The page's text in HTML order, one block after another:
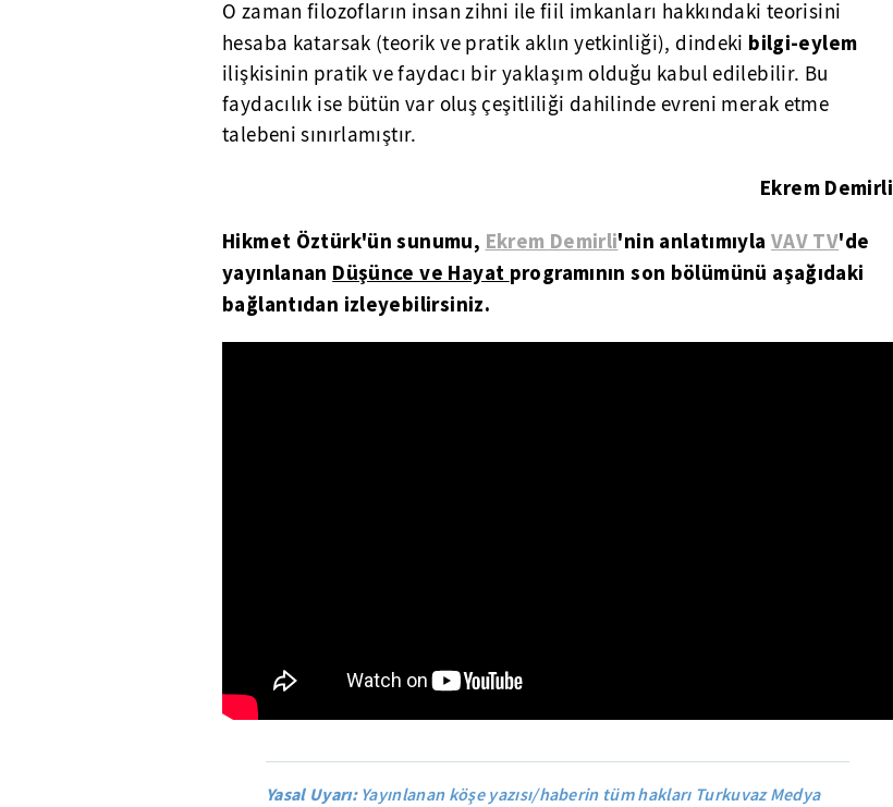
O zaman filozofların insan zihni ile fiil imkanları hakkındaki teorisini
hesaba katarsak (teorik ve pratik aklın yetkinliği), dindeki bilgi-eylem
ilişkisinin pratik ve faydacı bir yaklaşım olduğu kabul edilebilir. Bu
faydacılık ise bütün var oluş çeşitliliği dahilinde evreni merak etme
talebeni sınırlamıştır.
Ekrem Demirli
Hikmet Öztürk'ün sunumu, Ekrem Demirli'nin anlatımıyla VAV TV'de
yayınlanan Düşünce ve Hayat programının son bölümünü aşağıdaki
bağlantıdan izleyebilirsiniz.
Yasal Uyarı: Yayınlanan köşe yazısı/haberin tüm hakları Turkuvaz Medya